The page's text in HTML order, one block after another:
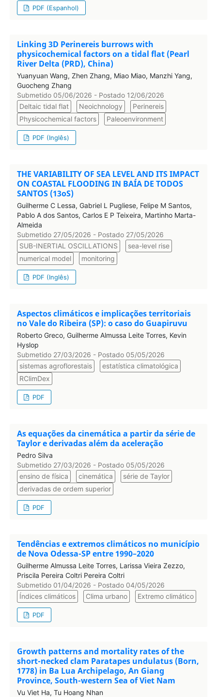
PDF (Espanhol)
Linking 3D Perinereis burrows with
physicochemical factors on a tidal flat (Pearl
River Delta (PRD), China)
Yuanyuan Wang, Zhen Zhang, Miao Miao, Manzhi Yang,
Guocheng Zhang
Submetido 05/06/2026 - Postado 12/06/2026
Deltaic tidal flat
Neoichnology
Perinereis
Physicochemical factors
Paleoenvironment
PDF (Inglês)
THE VARIABILITY OF SEA LEVEL AND ITS IMPACT
ON COASTAL FLOODING IN BAÍA DE TODOS
SANTOS (13oS)
Guilherme C Lessa, Gabriel L Pugliese, Felipe M Santos,
Pablo A dos Santos, Carlos E P Teixeira, Martinho Marta-
Almeida
Submetido 27/05/2026 - Postado 27/05/2026
SUB-INERTIAL OSCILLATIONS
sea-level rise
numerical model
monitoring
PDF (Inglês)
Aspectos climáticos e implicações territoriais
no Vale do Ribeira (SP): o caso do Guapiruvu
Roberto Greco, Guilherme Almussa Leite Torres, Kevin
Hyslop
Submetido 27/03/2026 - Postado 05/05/2026
sistemas agroflorestais
estatística climatológica
RClimDex
PDF
As equações da cinemática a partir da série de
Taylor e derivadas além da aceleração
Pedro Silva
Submetido 27/03/2026 - Postado 05/05/2026
ensino de física
cinemática
série de Taylor
derivadas de ordem superior
PDF
Tendências e extremos climáticos no município
de Nova Odessa-SP entre 1990–2020
Guilherme Almussa Leite Torres, Larissa Vieira Zezzo,
Priscila Pereira Coltri Pereira Coltri
Submetido 01/04/2026 - Postado 04/05/2026
Índices climáticos
Clima urbano Extremo climático
PDF
Growth patterns and mortality rates of the
short-necked clam Paratapes undulatus (Born,
1778) in Ba Lua Archipelago, An Giang
Province, South-western Sea of Viet Nam
Vu Viet Ha, Tu Hoang Nhan